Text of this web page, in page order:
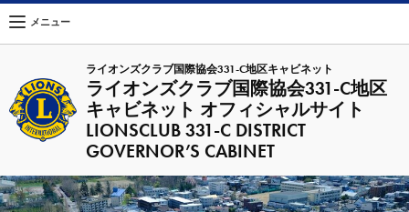
ライオンズクラブ国際協会331-C地区キャビネット
ライオンズクラブ国際協会331-C地区
キャビネット オフィシャルサイト
LIONSCLUB 331-C DISTRICT
GOVERNOR’S CABINET
メニュー